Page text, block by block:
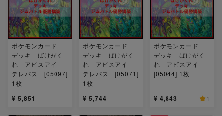
ポケモンカード
デッキ ばけがく
れ アビスアイ
テレパス [05097]
1枚
¥ 5,851
ポケモンカード
デッキ ばけがく
れ アビスアイ
テレパス [05071]
1枚
¥ 5,744
ポケモンカード
デッキ ばけがく
れ アビスアイ
[05044] 1枚
¥ 4,843 1